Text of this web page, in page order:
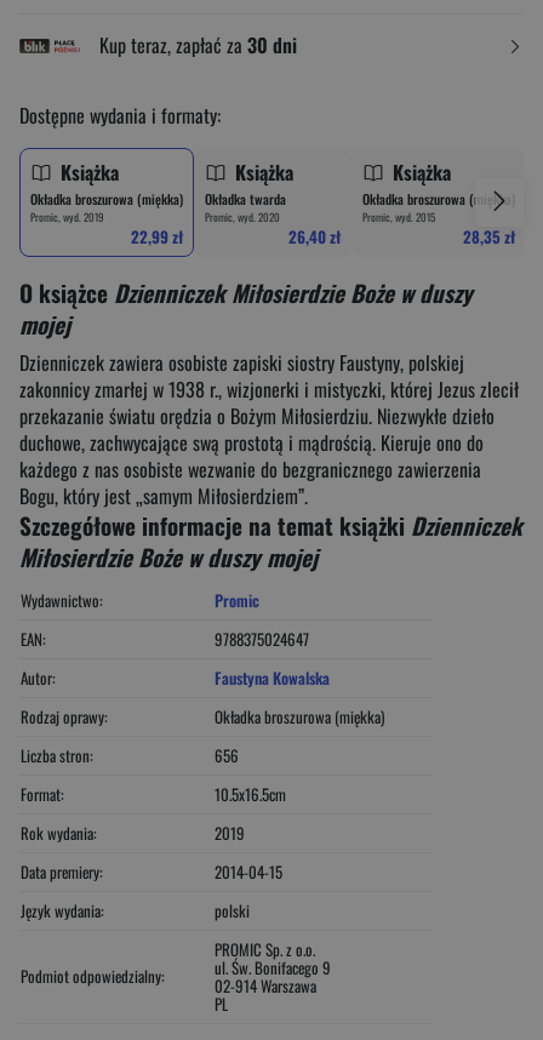
Kup teraz, zapłać za 30 dni
Dostępne wydania i formaty:
Książka
Okładka broszurowa (miękka)
Promic, wyd. 2019
22,99 zł
Książka
Okładka twarda
Promic, wyd. 2020
26,40 zł
Książka
Okładka broszurowa (miękka)
Promic, wyd. 2015
28,35 zł
O książce Dzienniczek Miłosierdzie Boże w duszy
mojej
Dzienniczek zawiera osobiste zapiski siostry Faustyny, polskiej
zakonnicy zmarłej w 1938 r., wizjonerki i mistyczki, której Jezus zlecił
przekazanie światu orędzia o Bożym Miłosierdziu. Niezwykłe dzieło
duchowe, zachwycające swą prostotą i mądrością. Kieruje ono do
każdego z nas osobiste wezwanie do bezgranicznego zawierzenia
Bogu, który jest „samym Miłosierdziem”.
Szczegółowe informacje na temat książki Dzienniczek
Miłosierdzie Boże w duszy mojej
Wydawnictwo:
Promic
EAN:
9788375024647
Autor:
Faustyna Kowalska
Rodzaj oprawy:
Okładka broszurowa (miękka)
Liczba stron:
656
Format:
10.5x16.5cm
Rok wydania:
2019
Data premiery:
2014-04-15
Język wydania:
polski
Podmiot odpowiedzialny:
PROMIC Sp. z o.o.
ul. Św. Bonifacego 9
02-914 Warszawa
PL